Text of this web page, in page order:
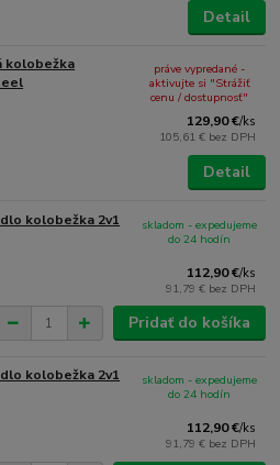
Detail
kolobežka
129,90 €/ks
105,61 € bez DPH
práve vypredané -
aktivujte si "Strážiť
cenu / dostupnosť"
Detail
kolobežka 2v1
112,90 €/ks
91,79 € bez DPH
skladom - expedujeme
do 24 hodín
Pridať do košíka
kolobežka 2v1
112,90 €/ks
91,79 € bez DPH
skladom - expedujeme
do 24 hodín